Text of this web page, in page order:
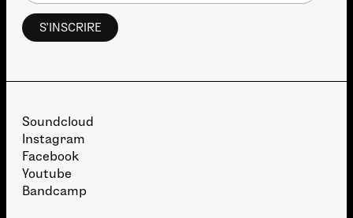
Soundcloud
Instagram
Facebook
Youtube
Bandcamp